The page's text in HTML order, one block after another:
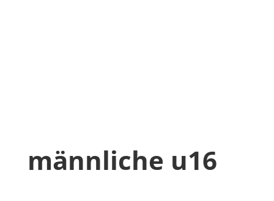
männliche u16